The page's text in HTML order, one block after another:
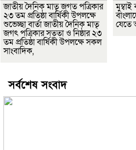
জাতীয় দৈনিক মাতৃ জগত পত্রিকার
২৩ তম প্রতিষ্ঠা বার্ষিকী উপলক্ষে
শুভেচ্ছা বার্তা জাতীয় দৈনিক মাতৃ
জগৎ পত্রিকার সততা ও নিষ্ঠার ২৩
তম প্রতিষ্ঠা বার্ষিকী উপলক্ষে সকল
সাংবাদিক,
সর্বশেষ সংবাদ